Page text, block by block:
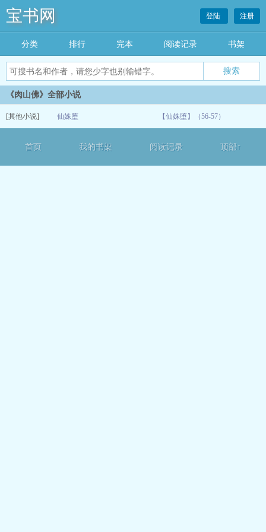
宝书网 登陆 注册
分类 排行 完本 阅读记录 书架
《肉山佛》全部小说
[其他小说] 仙姝堕 【仙姝堕】（56-57）
首页 我的书架 阅读记录 顶部↑